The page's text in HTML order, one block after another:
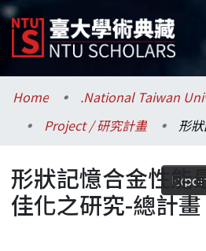
Communities & Collections
Research Outputs
Fundings & Projects
Researchers
Home
Project / 研究計畫
形狀記憶合金性能
佳化之研究-總計畫